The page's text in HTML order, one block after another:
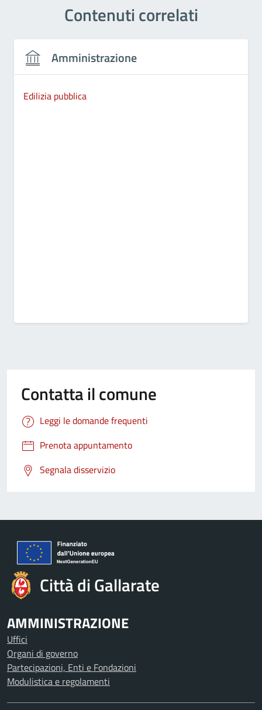
Contenuti correlati
Amministrazione
Edilizia pubblica
Contatta il comune
Leggi le domande frequenti
Prenota appuntamento
Segnala disservizio
Città di Gallarate
AMMINISTRAZIONE
Uffici
Organi di governo
Partecipazioni, Enti e Fondazioni
Modulistica e regolamenti